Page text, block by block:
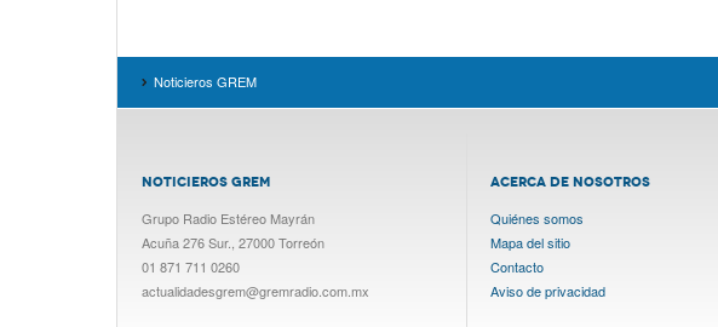
Noticieros GREM
NOTICIEROS GREM
Grupo Radio Estéreo Mayrán
Acuña 276 Sur., 27000 Torreón
01 871 711 0260
actualidadesgrem@gremradio.com.mx
ACERCA DE NOSOTROS
Quiénes somos
Mapa del sitio
Contacto
Aviso de privacidad